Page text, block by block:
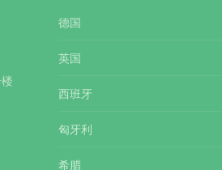
德国
英国
西班牙
匈牙利
希腊